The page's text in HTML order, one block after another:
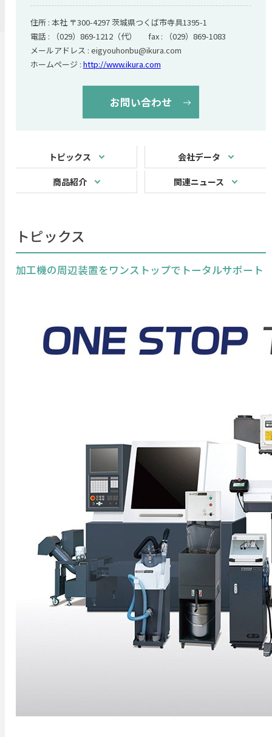
住所 : 本社 〒300-4297 茨城県つくば市寺具1395-1
電話 : （029）869-1212（代） fax : （029）869-1083
メールアドレス : eigyouhonbu@ikura.com
ホームページ : http://www.ikura.com
お問い合わせ
トピックス 会社データ
商品紹介 関連ニュース
トピックス
加工機の周辺装置をワンストップでトータルサポート